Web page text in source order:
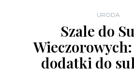
URODA
Szale do
dodatki do